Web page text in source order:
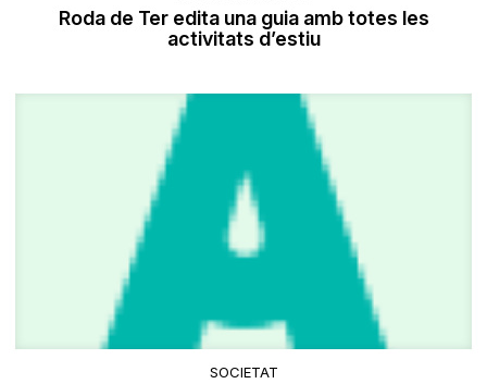
Roda de Ter edita una guia amb totes les
activitats d’estiu
SOCIETAT